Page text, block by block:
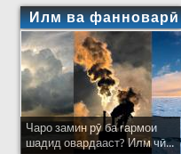
Илм ва фанноварӣ
Чаро замин рӯ ба гармои
шадид овардааст? Илм чӣ...